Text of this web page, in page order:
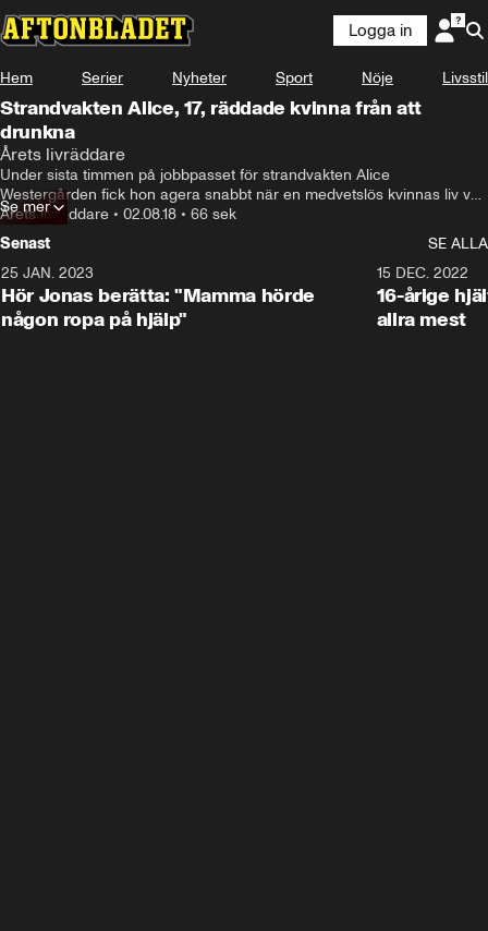
Logga in
Hem Serier Nyheter Sport Nöje Livsstil
Strandvakten Alice, 17, räddade kvinna från att
drunkna
Årets livräddare
Under sista timmen på jobbpasset för strandvakten Alice
Westergården fick hon agera snabbt när en medvetslös kvinnas liv var
i fara.
Årets livräddare • 02.08.18 • 66 sek
Se mer
Senast
SE ALLA
25 JAN. 2023
Hör Jonas berätta: "Mamma hörde
någon ropa på hjälp"
15 DEC. 2022
16-årige
allra mest